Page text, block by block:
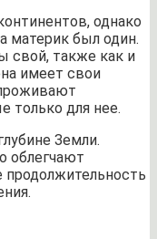
однако
материк был один.
свой, также как и
имеет свои
только для нее.
Земли.
облегчают
продолжительность